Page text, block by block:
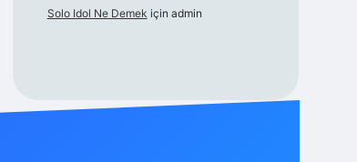
Solo Idol Ne Demek için admin